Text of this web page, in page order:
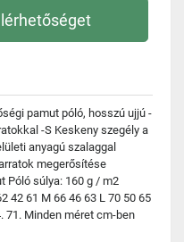
pamut póló, hosszú ujjú -
-S Keskeny szegély a
anyagú szalaggal
megerősítése
Póló súlya: 160 g / m2
42 61 M 66 46 63 L 70 50 65
71. Minden méret cm-ben